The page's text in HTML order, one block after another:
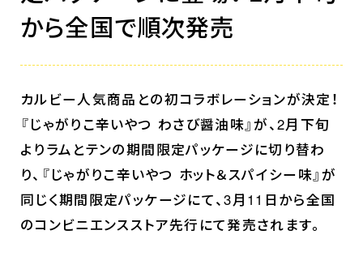
から全国で順次発売
カルビー人気商品との初コラボレーションが決定！
『じゃがりこ辛いやつ わさび醤油味』が、2月下旬
よりラムとテンの期間限定パッケージに切り替わ
り、『じゃがりこ辛いやつ ホット＆スパイシー味』が
同じく期間限定パッケージにて、3月11日から全国
のコンビニエンスストア先行にて発売されます。